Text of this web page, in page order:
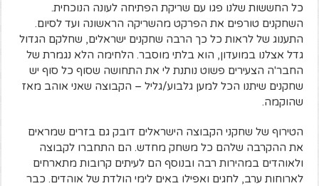
כל החששות שלנו פגו עם שריקת הפתיחה לעונה הנוכחית.
השחקנים טורפים את הפרקט מהשריקה הראשונה ועד לסיום.
התענוג של לראות כל כך הרבה שחקנים ישראלים, שחלקם הגדול
גדל אצלנו במועדון, הוא בלתי מוסבר. הלחימה הלא נגמרת של
החבר'ה הצעירים פשוט נותנת לי את התחושה שסוף כל סוף יש
שחקנים שיתנו הכל למען גלבוע/גליל – הקבוצה שאני אוהב מאז
שהוקמה.
הטירוף של שחקני הקבוצה הישראלים דובק גם בזרים שמראים
את ההקרבה שלהם כל משחק מחדש. הם התחברו לקבוצה
ולאוהדים במהירות רבה ובנוסף הם לעיתים קרובות מתארחים
לארוחות ערב, לחגים ואפילו באים לימי הולדת של אוהדים. כבר